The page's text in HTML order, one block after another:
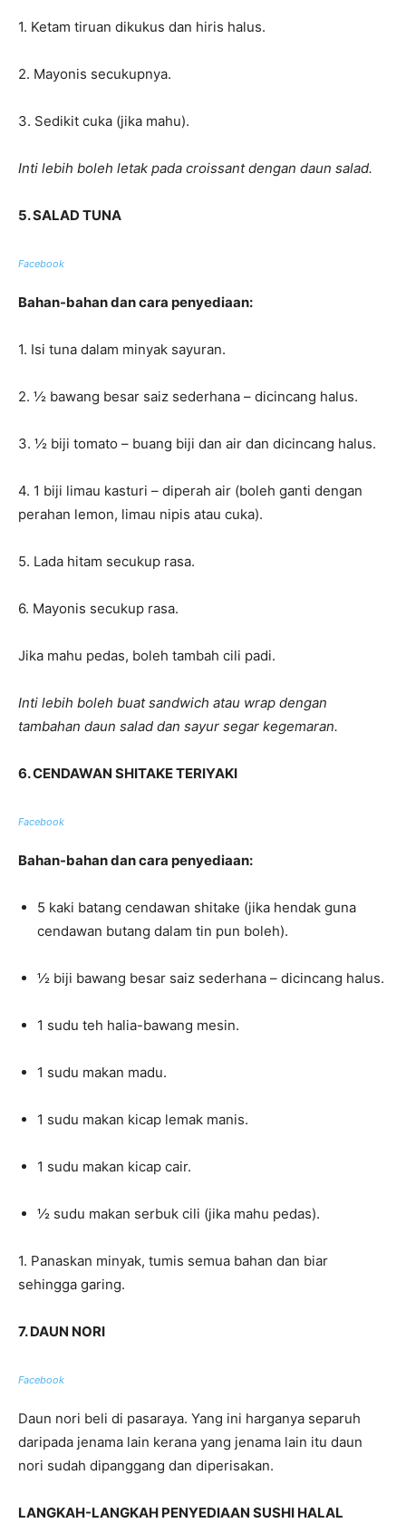
1. Ketam tiruan dikukus dan hiris halus.
2. Mayonis secukupnya.
3. Sedikit cuka (jika mahu).
Inti lebih boleh letak pada croissant dengan daun salad.
5. SALAD TUNA
Facebook
Bahan-bahan dan cara penyediaan:
1. Isi tuna dalam minyak sayuran.
2. ½ bawang besar saiz sederhana – dicincang halus.
3. ½ biji tomato – buang biji dan air dan dicincang halus.
4. 1 biji limau kasturi – diperah air (boleh ganti dengan
perahan lemon, limau nipis atau cuka).
5. Lada hitam secukup rasa.
6. Mayonis secukup rasa.
Jika mahu pedas, boleh tambah cili padi.
Inti lebih boleh buat sandwich atau wrap dengan
tambahan daun salad dan sayur segar kegemaran.
6. CENDAWAN SHITAKE TERIYAKI
Facebook
Bahan-bahan dan cara penyediaan:
5 kaki batang cendawan shitake (jika hendak guna
cendawan butang dalam tin pun boleh).
½ biji bawang besar saiz sederhana – dicincang halus.
1 sudu teh halia-bawang mesin.
1 sudu makan madu.
1 sudu makan kicap lemak manis.
1 sudu makan kicap cair.
½ sudu makan serbuk cili (jika mahu pedas).
1. Panaskan minyak, tumis semua bahan dan biar
sehingga garing.
7. DAUN NORI
Facebook
Daun nori beli di pasaraya. Yang ini harganya separuh
daripada jenama lain kerana yang jenama lain itu daun
nori sudah dipanggang dan diperisakan.
LANGKAH-LANGKAH PENYEDIAAN SUSHI HALAL